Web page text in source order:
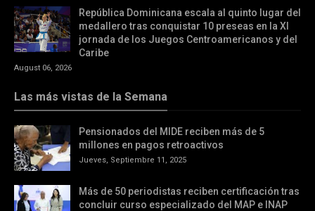
República Dominicana escala al quinto lugar del
medallero tras conquistar 10 preseas en la XI
jornada de los Juegos Centroamericanos y del
Caribe
August 06, 2026
Las más vistas de la Semana
Pensionados del MIDE reciben más de 5
millones en pagos retroactivos
Jueves, Septiembre 11, 2025
Más de 50 periodistas reciben certificación tras
concluir curso especializado del MAP e INAP